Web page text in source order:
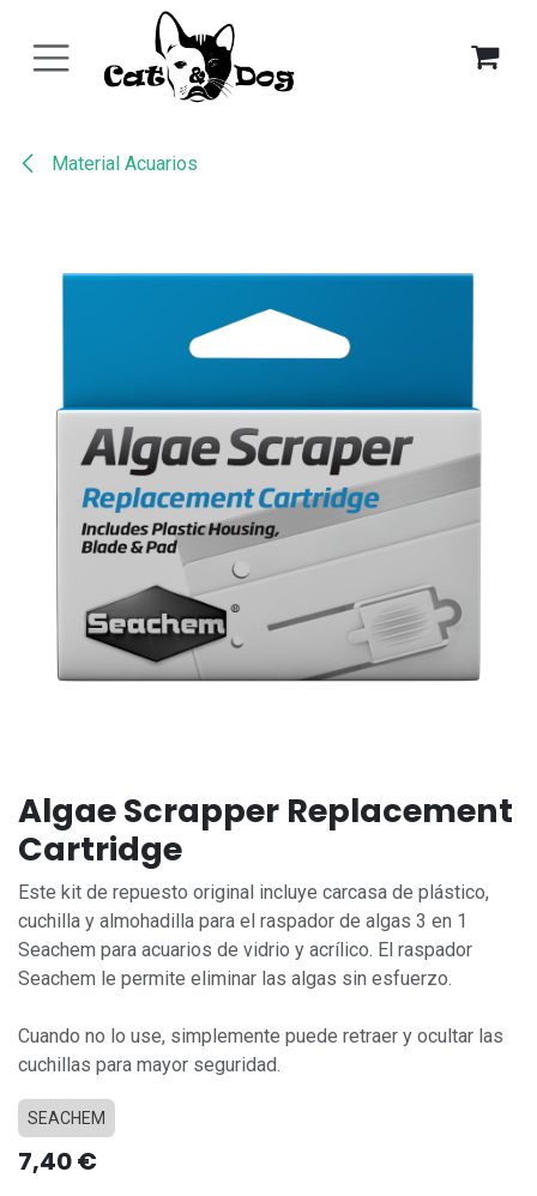
Material Acuarios
Algae Scrapper Replacement
Cartridge
Este kit de repuesto original incluye carcasa de plástico,
cuchilla y almohadilla para el raspador de algas 3 en 1
Seachem para acuarios de vidrio y acrílico. El raspador
Seachem le permite eliminar las algas sin esfuerzo.
Cuando no lo use, simplemente puede retraer y ocultar las
cuchillas para mayor seguridad.
SEACHEM
7,40€